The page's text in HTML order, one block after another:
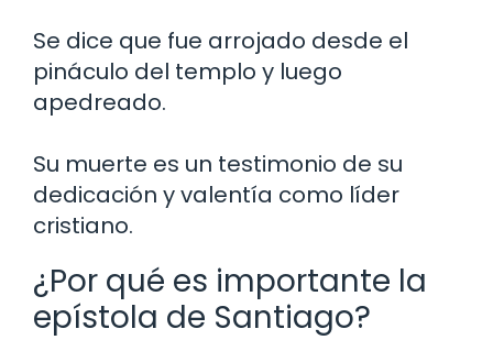
Se dice que fue arrojado desde el
pináculo del templo y luego
apedreado.
Su muerte es un testimonio de su
dedicación y valentía como líder
cristiano.
¿Por qué es importante la
epístola de Santiago?